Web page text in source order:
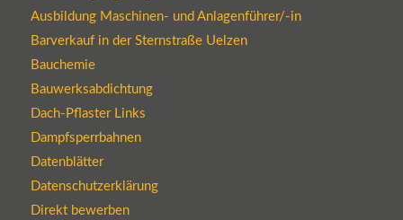
Ausbildung Maschinen- und Anlagenführer/-in
Barverkauf in der Sternstraße Uelzen
Bauchemie
Bauwerksabdichtung
Dach-Pflaster Links
Dampfsperrbahnen
Datenblätter
Datenschutzerklärung
Direkt bewerben